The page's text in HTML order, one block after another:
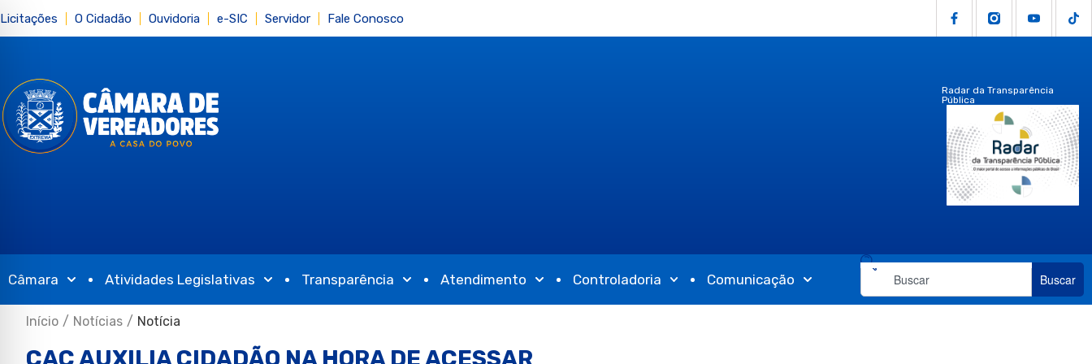
Licitações O Cidadão Ouvidoria e-SIC Servidor Fale Conosco
Radar da Transparência
Pública
Câmara Atividades Legislativas Transparência Atendimento Controladoria Comunicação Buscar
Início / Notícias / Notícia